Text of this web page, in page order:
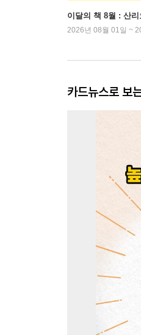
이달의 책 8월 : 산리
2026년 08월 01일 ~
카드뉴스로 보